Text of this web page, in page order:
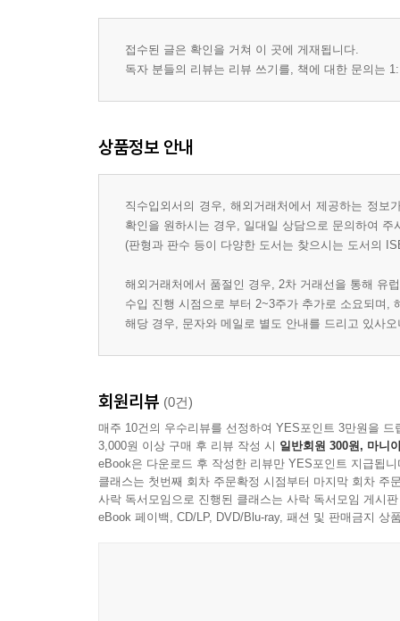
접수된 글은 확인을 거쳐 이 곳에 게재됩니다.
독자 분들의 리뷰는 리뷰 쓰기를, 책에 대한 문의는
상품정보 안내
직수입외서의 경우, 해외거래처에서 제공하는 정
확인을 원하시는 경우, 일대일 상담으로 문의하여 주
(판형과 판수 등이 다양한 도서는 찾으시는 도서의
해외거래처에서 품절인 경우, 2차 거래선을 통해 유
수입 진행 시점으로 부터 2~3주가 추가로 소요되며,
해당 경우, 문자와 메일로 별도 안내를 드리고 있사
회원리뷰 (0건)
매주 10건의 우수리뷰를 선정하여 YES포인트 3만원을 드
3,000원 이상 구매 후 리뷰 작성 시 일반회원 300원, 마니
eBook은 다운로드 후 작성한 리뷰만 YES포인트 지급됩니
클래스는 첫번째 회차 주문확정 시점부터 마지막 회차 주
사락 독서모임으로 진행된 클래스는 사락 독서모임 게시
eBook 페이백, CD/LP, DVD/Blu-ray, 패션 및 판매금지 상